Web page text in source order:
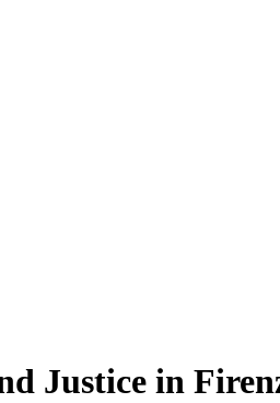
Justice in